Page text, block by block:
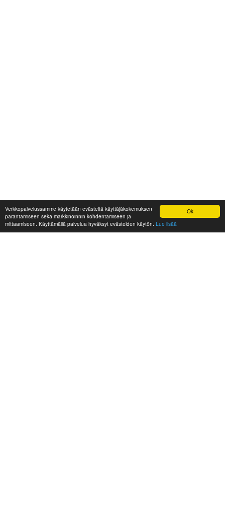
Ok
Verkkopalvelussamme käytetään evästeitä käyttäjäkokemuksen
parantamiseen sekä markkinoinnin kohdentamiseen ja
mittaamiseen. Käyttämällä palvelua hyväksyt evästeiden käytön. Lue lisää